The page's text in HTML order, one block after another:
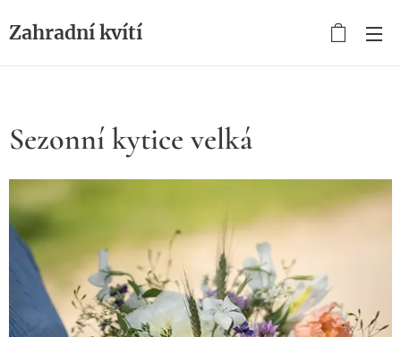
Zahradní kvítí
Sezonní kytice velká